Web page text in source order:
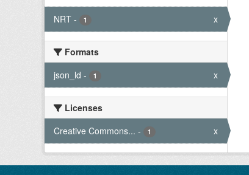
NRT - 1 x
Formats
json_ld - 1 x
Licenses
Creative Commons... - 1 x